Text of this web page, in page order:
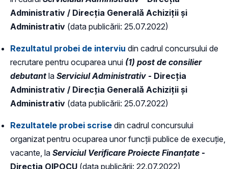
Administrativ / Direcția Generală Achiziții și
Administrativ (data publicării: 25.07.2022)
Rezultatul probei de interviu din cadrul concursului de
recrutare pentru ocuparea unui (1) post de consilier
debutant la Serviciul Administrativ - Direcția
Administrativ / Direcția Generală Achiziții și
Administrativ (data publicării: 25.07.2022)
Rezultatele probei scrise din cadrul concursului
organizat pentru ocuparea unor funcții publice de execuție,
vacante, la Serviciul Verificare Proiecte Finanțate -
Direcția OIPOCU (data publicării: 22.07.2022)